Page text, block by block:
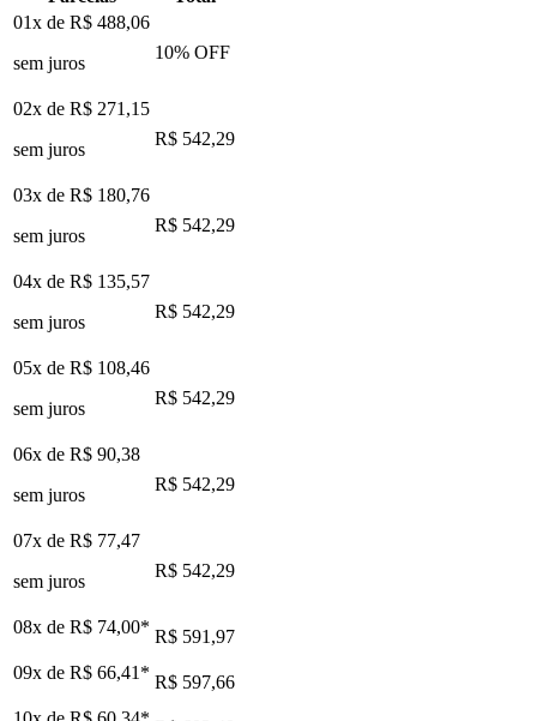
01x de R$ 488,06
sem juros
10% OFF
02x de R$ 271,15
sem juros
R$ 542,29
03x de R$ 180,76
sem juros
R$ 542,29
04x de R$ 135,57
sem juros
R$ 542,29
05x de R$ 108,46
sem juros
R$ 542,29
06x de R$ 90,38
sem juros
R$ 542,29
07x de R$ 77,47
sem juros
R$ 542,29
08x de R$ 74,00* R$ 591,97
09x de R$ 66,41 * R$ 597,66